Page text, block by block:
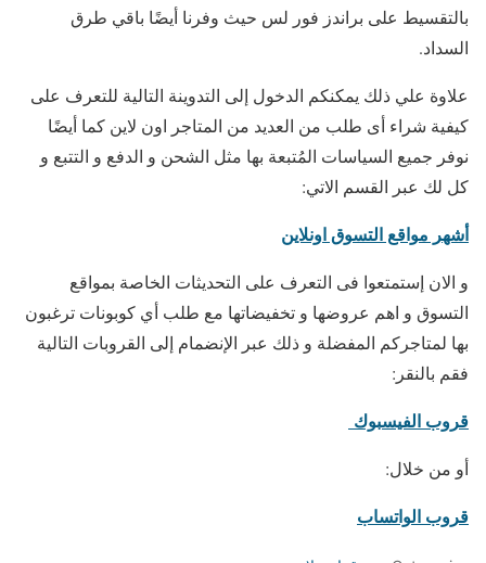
بالتقسيط على براندز فور لس حيث وفرنا أيضًا باقي طرق
السداد.
علاوة علي ذلك يمكنكم الدخول إلى التدوينة التالية للتعرف على
كيفية شراء أى طلب من العديد من المتاجر اون لاين كما أيضًا
نوفر جميع السياسات المُتبعة بها مثل الشحن و الدفع و التتبع و
كل لك عبر القسم الاتي:
أشهر مواقع التسوق اونلاين
و الان إستمتعوا فى التعرف على التحديثات الخاصة بمواقع
التسوق و اهم عروضها و تخفيضاتها مع طلب أي كوبونات ترغبون
بها لمتاجركم المفضلة و ذلك عبر الإنضمام إلى القروبات التالية
فقم بالنقر:
قروب الفيسبوك
أو من خلال:
قروب الواتساب